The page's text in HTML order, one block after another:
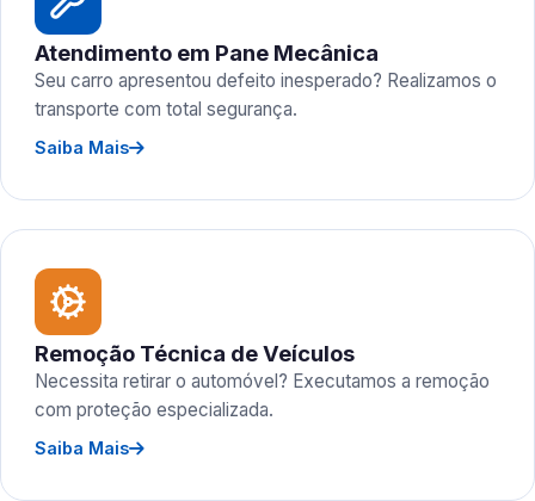
Atendimento em Pane Mecânica
Seu carro apresentou defeito inesperado? Realizamos o
transporte com total segurança.
Saiba Mais
Remoção Técnica de Veículos
Necessita retirar o automóvel? Executamos a remoção
com proteção especializada.
Saiba Mais